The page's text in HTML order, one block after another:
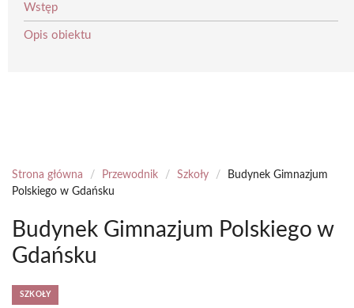
Wstęp
Opis obiektu
Strona główna / Przewodnik / Szkoły /
Budynek Gimnazjum
Polskiego w Gdańsku
Budynek Gimnazjum Polskiego w
Gdańsku
SZKOŁY